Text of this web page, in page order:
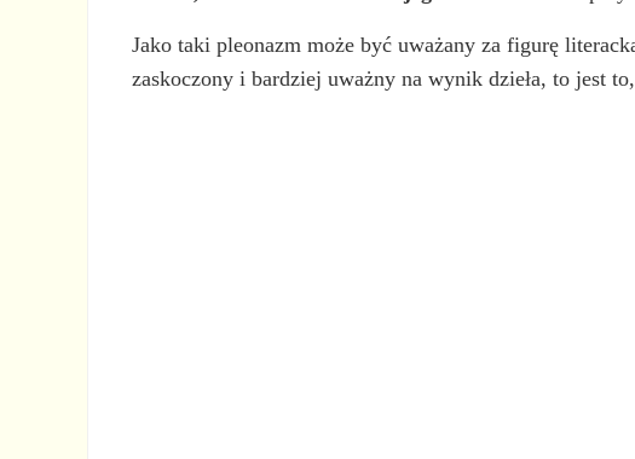
Jako taki pleonazm może być uważany za figurę
zaskoczony i bardziej uważny na wynik dzieła, to jest